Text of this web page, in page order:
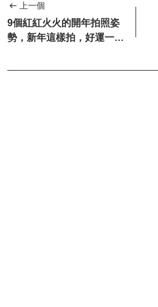
上一個
9個紅紅火火的開年拍照姿
勢，新年這樣拍，好運一整